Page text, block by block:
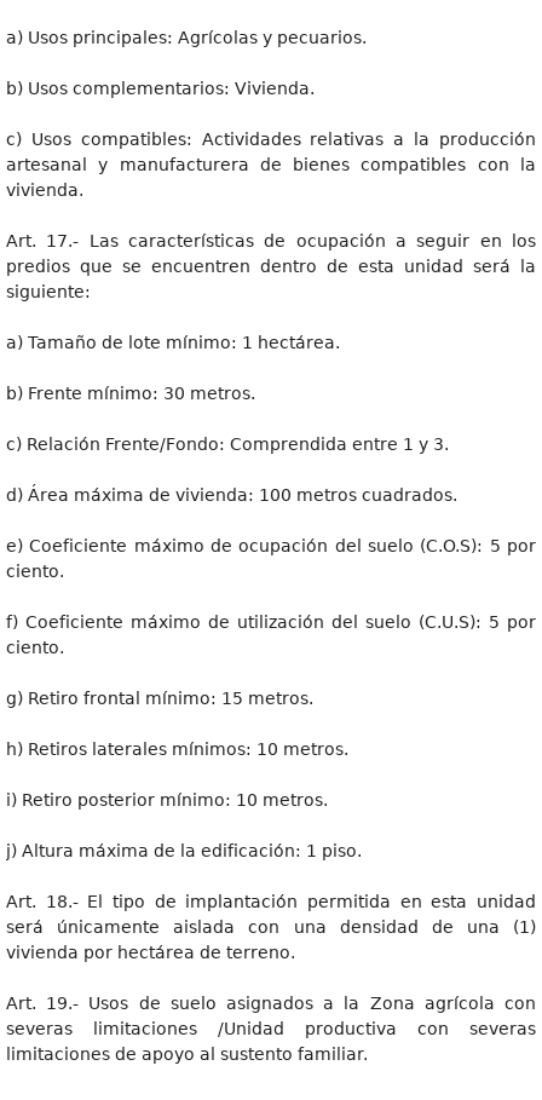
a) Usos principales: Agrícolas y pecuarios.
b) Usos complementarios: Vivienda.
c) Usos compatibles: Actividades relativas a la producción
artesanal y manufacturera de bienes compatibles con la
vivienda.
Art. 17.- Las características de ocupación a seguir en los
predios que se encuentren dentro de esta unidad será la
siguiente:
a) Tamaño de lote mínimo: 1 hectárea.
b) Frente mínimo: 30 metros.
c) Relación Frente/Fondo: Comprendida entre 1 y 3.
d) Área máxima de vivienda: 100 metros cuadrados.
e) Coeficiente máximo de ocupación del suelo (C.O.S): 5 por
ciento.
f) Coeficiente máximo de utilización del suelo (C.U.S): 5 por
ciento.
g) Retiro frontal mínimo: 15 metros.
h) Retiros laterales mínimos: 10 metros.
i) Retiro posterior mínimo: 10 metros.
j) Altura máxima de la edificación: 1 piso.
Art. 18.- El tipo de implantación permitida en esta unidad
será únicamente aislada con una densidad de una (1)
vivienda por hectárea de terreno.
Art. 19.- Usos de suelo asignados a la Zona agrícola con
severas limitaciones /Unidad productiva con severas
limitaciones de apoyo al sustento familiar.